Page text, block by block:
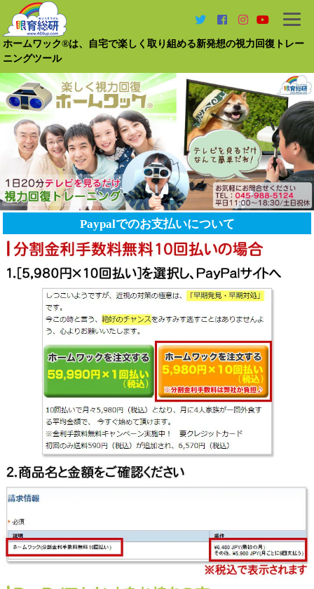
ホームワック®は、自宅で楽しく取り組める新発想の視力回復トレー
ニングツール
Paypalでのお支払いについて